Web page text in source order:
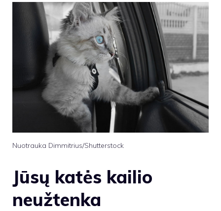
Nuotrauka Dimmitrius/Shutterstock
Jūsų katės kailio
neužtenka